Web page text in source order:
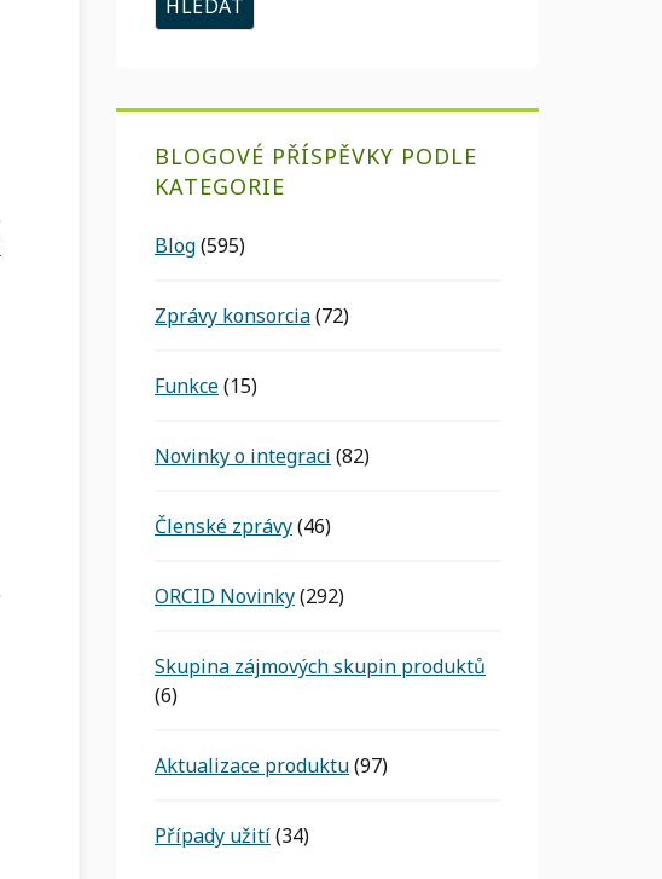
stránkách
BLOGOVÉ PŘÍSPĚVKY PODLE
KATEGORIE
Blog(595)
Zprávy konsorcia(72)
Funkce(15)
Novinky o integraci (82)
Členské zprávy(46)
ORCID Novinky(292)
Skupina zájmových skupin produktů
(6)
Aktualizace produktu(97)
Případy užití(34)